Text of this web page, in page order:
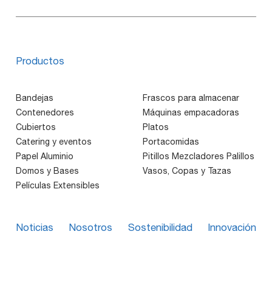
Productos
Bandejas
Contenedores
Cubiertos
Catering y eventos
Papel Aluminio
Domos y Bases
Películas Extensibles
Frascos para almacenar
Máquinas empacadoras
Platos
Portacomidas
Pitillos Mezcladores Palillos
Vasos, Copas y Tazas
Noticias Nosotros Sostenibilidad Innovación